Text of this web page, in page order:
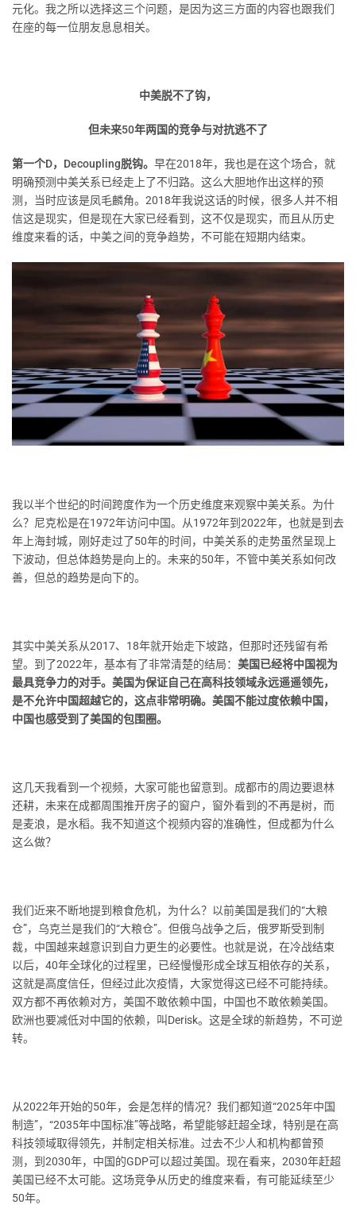
元化。我之所以选择这三个问题，是因为这三方面的内容也跟我们
在座的每一位朋友息息相关。
中美脱不了钩，
但未来50年两国的竞争与对抗逃不了
第一个D，Decoupling脱钩。 早在2018年，我也是在这个场合，就
明确预测中美关系已经走上了不归路。这么大胆地作出这样的预
测，当时应该是凤毛麟角。2018年我说这话的时候，很多人并不相
信这是现实，但是现在大家已经看到，这不仅是现实，而且从历史
维度来看的话，中美之间的竞争趋势，不可能在短期内结束。
我以半个世纪的时间跨度作为一个历史维度来观察中美关系。为什
么？尼克松是在1972年访问中国。从1972年到2022年，也就是到去
年上海封城，刚好走过了50年的时间，中美关系的走势虽然呈现上
下波动，但总体趋势是向上的。未来的50年，不管中美关系如何改
善，但总的趋势是向下的。
其实中美关系从2017、18年就开始走下坡路，但那时还残留有希
望。到了2022年，基本有了非常清楚的结局： 美国已经将中国视为
最具竞争力的对手。美国为保证自己在高科技领域永远遥遥领先，
是不允许中国超越它的，这点非常明确。美国不能过度依赖中国，
中国也感受到了美国的包围圈。
这几天我看到一个视频，大家可能也留意到。成都市的周边要退林
还耕，未来在成都周围推开房子的窗户，窗外看到的不再是树，而
是麦浪，是水稻。我不知道这个视频内容的准确性，但成都为什么
这么做？
我们近来不断地提到粮食危机，为什么？以前美国是我们的“大粮
仓”，乌克兰是我们的“大粮仓”。但俄乌战争之后，俄罗斯受到制
裁，中国越来越意识到自力更生的必要性。也就是说，在冷战结束
以后，40年全球化的过程里，已经慢慢形成全球互相依存的关系，
这就是高度信任，但经过此次疫情，大家觉得这已经不可能持续。
双方都不再依赖对方，美国不敢依赖中国，中国也不敢依赖美国。
欧洲也要减低对中国的依赖，叫Derisk。这是全球的新趋势，不可逆
转。
从2022年开始的50年，会是怎样的情况？我们都知道“2025年中国
制造”，“2035年中国标准”等战略，希望能够赶超全球，特别是在高
科技领域取得领先，并制定相关标准。过去不少人和机构都曾预
测，到2030年，中国的GDP可以超过美国。现在看来，2030年赶超
美国已经不太可能。这场竞争从历史的维度来看，有可能延续至少
50年。